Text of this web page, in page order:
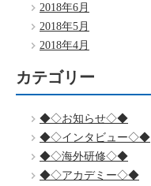
2018年6月
2018年5月
2018年4月
カテゴリー
◆◇お知らせ◇◆
◆◇インタビュー◇◆
◆◇海外研修◇◆
◆◇アカデミー◇◆